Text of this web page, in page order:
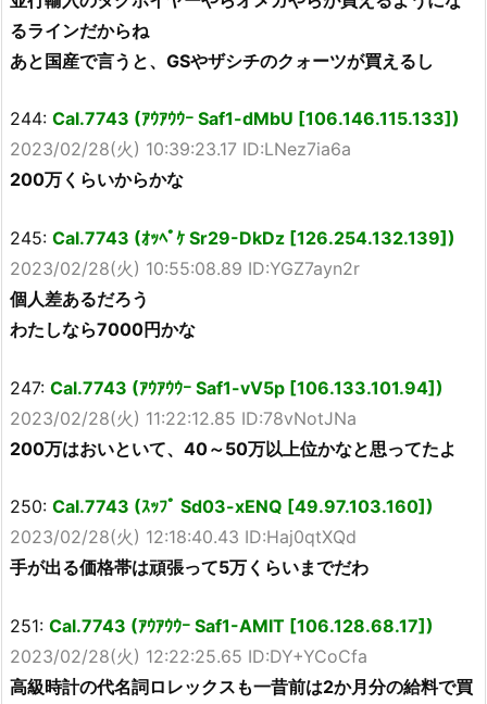
るラインだからね
あと国産で言うと、GSやザシチのクォーツが買えるし
244: Cal.7743 (ｱｳｱｳｳｰ Saf1-dMbU [106.146.115.133])
2023/02/28(火) 10:39:23.17 ID:LNez7ia6a
200万くらいからかな
245: Cal.7743 (ｵｯﾍﾟｹ Sr29-DkDz [126.254.132.139])
2023/02/28(火) 10:55:08.89 ID:YGZ7ayn2r
個人差あるだろう
わたしなら7000円かな
247: Cal.7743 (ｱｳｱｳｳｰ Saf1-vV5p [106.133.101.94])
2023/02/28(火) 11:22:12.85 ID:78vNotJNa
200万はおいといて、40～50万以上位かなと思ってたよ
250: Cal.7743 (ｽｯﾌﾟ Sd03-xENQ [49.97.103.160])
2023/02/28(火) 12:18:40.43 ID:Haj0qtXQd
手が出る価格帯は頑張って5万くらいまでだわ
251: Cal.7743 (ｱｳｱｳｳｰ Saf1-AMIT [106.128.68.17])
2023/02/28(火) 12:22:25.65 ID:DY+YCoCfa
高級時計の代名詞ロレックスも一昔前は2か月分の給料で買